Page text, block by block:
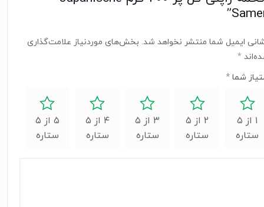
ایمیل شما منتشر نخواهد شد. بخش‌های موردنیاز علامت‌گذاری
*
شما *
۱ از ۵
ستاره
۲ از ۵
ستاره
۳ از ۵
ستاره
۴ از ۵
ستاره
۵ از ۵
ستاره